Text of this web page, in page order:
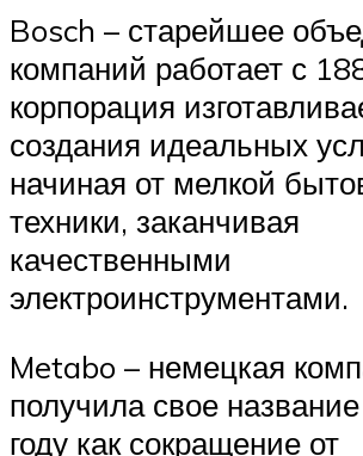
Bosch – старейшее
компаний работает с
корпорация
создания идеальных
начиная от мелкой
техники, заканчивая
качественными
электроинструментами.
Metabo – немецкая
получила свое
году как сокращение от